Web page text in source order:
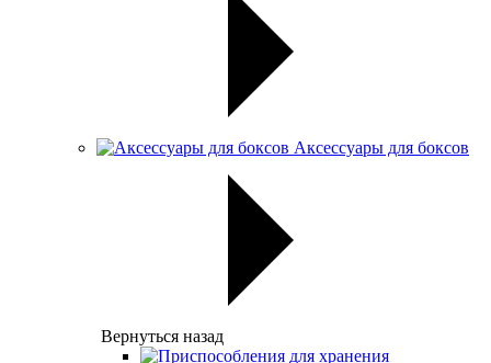
Аксессуары для боксов
Вернуться назад